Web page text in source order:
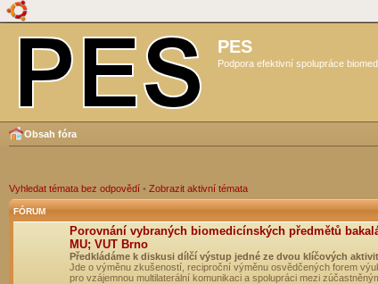
PES
Podpora efektivní spolupráce
Obsah fóra
Vyhledat témata bez odpovědí • Zobrazit aktivní témata
FÓRUM
Porovnání vybraných biomedicínských předmětů
MU; VUT Brno
Předkládáme k diskusi dílčí výstup jedné ze dvou klíčových
Jde o výměnu zkušeností, reciproční výměnu osvědčených forem
pro vzájemnou multilaterální komunikaci a spolupráci mezi